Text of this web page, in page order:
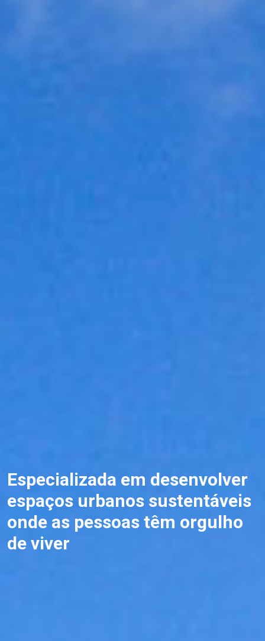
Especializada em desenvolver
espaços urbanos sustentáveis
onde as pessoas têm orgulho
de viver